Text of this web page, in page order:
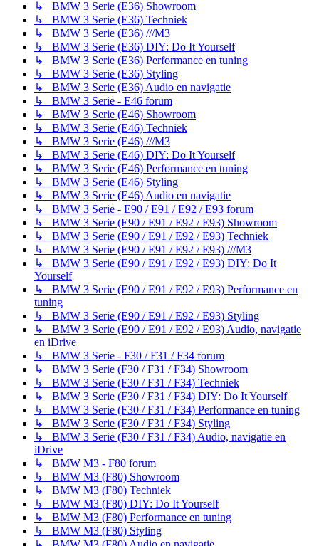
↳ BMW 3 Serie (E36) Showroom
↳ BMW 3 Serie (E36) Techniek
↳ BMW 3 Serie (E36) ///M3
↳ BMW 3 Serie (E36) DIY: Do It Yourself
↳ BMW 3 Serie (E36) Performance en tuning
↳ BMW 3 Serie (E36) Styling
↳ BMW 3 Serie (E36) Audio en navigatie
↳ BMW 3 Serie - E46 forum
↳ BMW 3 Serie (E46) Showroom
↳ BMW 3 Serie (E46) Techniek
↳ BMW 3 Serie (E46) ///M3
↳ BMW 3 Serie (E46) DIY: Do It Yourself
↳ BMW 3 Serie (E46) Performance en tuning
↳ BMW 3 Serie (E46) Styling
↳ BMW 3 Serie (E46) Audio en navigatie
↳ BMW 3 Serie - E90 / E91 / E92 / E93 forum
↳ BMW 3 Serie (E90 / E91 / E92 / E93) Showroom
↳ BMW 3 Serie (E90 / E91 / E92 / E93) Techniek
↳ BMW 3 Serie (E90 / E91 / E92 / E93) ///M3
↳ BMW 3 Serie (E90 / E91 / E92 / E93) DIY: Do It
Yourself
↳ BMW 3 Serie (E90 / E91 / E92 / E93) Performance en
tuning
↳ BMW 3 Serie (E90 / E91 / E92 / E93) Styling
↳ BMW 3 Serie (E90 / E91 / E92 / E93) Audio, navigatie
en iDrive
↳ BMW 3 Serie - F30 / F31 / F34 forum
↳ BMW 3 Serie (F30 / F31 / F34) Showroom
↳ BMW 3 Serie (F30 / F31 / F34) Techniek
↳ BMW 3 Serie (F30 / F31 / F34) DIY: Do It Yourself
↳ BMW 3 Serie (F30 / F31 / F34) Performance en tuning
↳ BMW 3 Serie (F30 / F31 / F34) Styling
↳ BMW 3 Serie (F30 / F31 / F34) Audio, navigatie en
iDrive
↳ BMW M3 - F80 forum
↳ BMW M3 (F80) Showroom
↳ BMW M3 (F80) Techniek
↳ BMW M3 (F80) DIY: Do It Yourself
↳ BMW M3 (F80) Performance en tuning
↳ BMW M3 (F80) Styling